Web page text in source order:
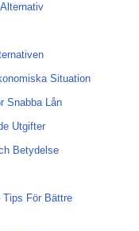
Situation
Snabba Lån
Utgifter
Betydelse
Tips För Bättre